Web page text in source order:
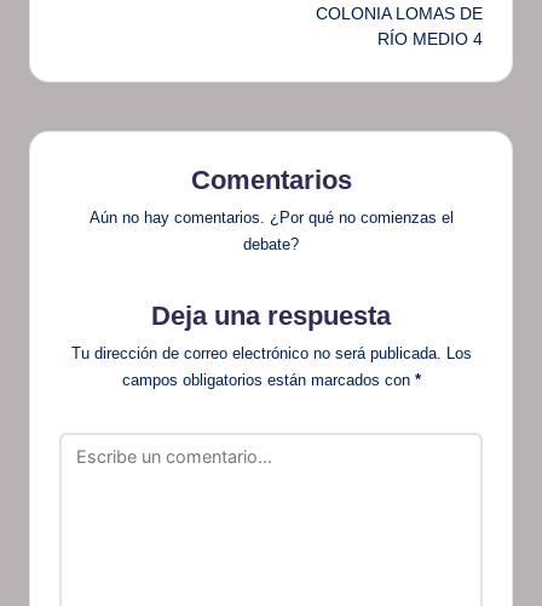
COLONIA LOMAS DE
RÍO MEDIO 4
Comentarios
Aún no hay comentarios. ¿Por qué no comienzas el
debate?
Deja una respuesta
Tu dirección de correo electrónico no será publicada.
Los
campos obligatorios están marcados con *